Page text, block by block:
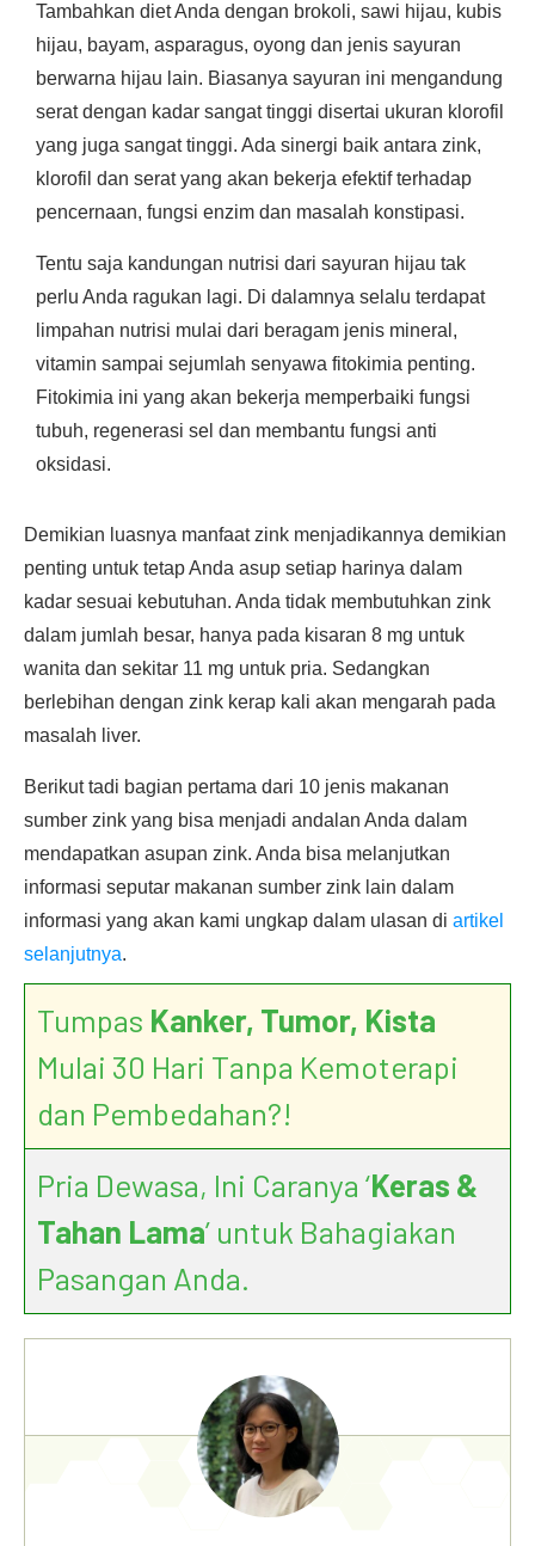
Tambahkan diet Anda dengan brokoli, sawi hijau, kubis
hijau, bayam, asparagus, oyong dan jenis sayuran
berwarna hijau lain. Biasanya sayuran ini mengandung
serat dengan kadar sangat tinggi disertai ukuran klorofil
yang juga sangat tinggi. Ada sinergi baik antara zink,
klorofil dan serat yang akan bekerja efektif terhadap
pencernaan, fungsi enzim dan masalah konstipasi.
Tentu saja kandungan nutrisi dari sayuran hijau tak
perlu Anda ragukan lagi. Di dalamnya selalu terdapat
limpahan nutrisi mulai dari beragam jenis mineral,
vitamin sampai sejumlah senyawa fitokimia penting.
Fitokimia ini yang akan bekerja memperbaiki fungsi
tubuh, regenerasi sel dan membantu fungsi anti
oksidasi.
Demikian luasnya manfaat zink menjadikannya demikian
penting untuk tetap Anda asup setiap harinya dalam
kadar sesuai kebutuhan. Anda tidak membutuhkan zink
dalam jumlah besar, hanya pada kisaran 8 mg untuk
wanita dan sekitar 11 mg untuk pria. Sedangkan
berlebihan dengan zink kerap kali akan mengarah pada
masalah liver.
Berikut tadi bagian pertama dari 10 jenis makanan
sumber zink yang bisa menjadi andalan Anda dalam
mendapatkan asupan zink. Anda bisa melanjutkan
informasi seputar makanan sumber zink lain dalam
informasi yang akan kami ungkap dalam ulasan di artikel
selanjutnya.
Tumpas Kanker, Tumor, Kista
Mulai 30 Hari Tanpa Kemoterapi
dan Pembedahan?!
Pria Dewasa, Ini Caranya ‘Keras &
Tahan Lama’ untuk Bahagiakan
Pasangan Anda.